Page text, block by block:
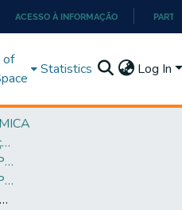
PARA
O
ACESSO À INFORMAÇÃO
of
Statistics Log In
Programa de Pós-Graduação em Química - PPGQ
Mestrado em Química - PPGQ
Mestrado em Química - PPGQ
Síntese do Fe3O4@SiO2:phen:Eu3+: um nanocompósito magnético luminescente visando aplicações biomédicas